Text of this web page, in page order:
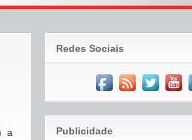
a
Redes Sociais
Publicidade